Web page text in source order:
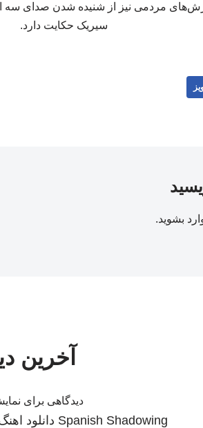
مردمی نیز از شنیده شدن صدای سه
سیریک حکایت دارد.
بشوید.
آخرین
دیدگاهی برای
Spanish Shadowing دانلود